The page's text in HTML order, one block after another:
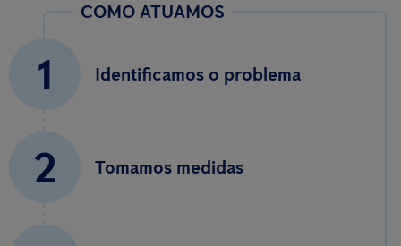
COMO ATUAMOS
1 Identificamos o problema
2 Tomamos medidas